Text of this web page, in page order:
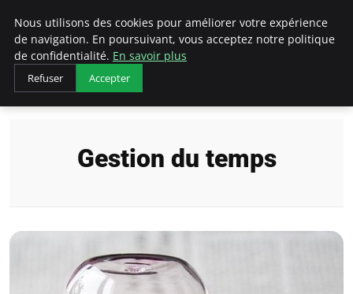
LECFCM
Accueil Gestion du temps
Gestion du temps
Nous utilisons des cookies pour améliorer votre expérience
de navigation. En poursuivant, vous acceptez notre politique
de confidentialité. En savoir plus
Refuser Accepter